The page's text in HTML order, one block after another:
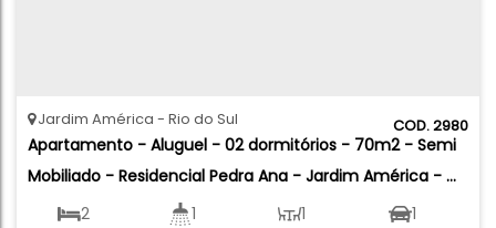
2980
Apartamento - Aluguel - 02 dormitórios - 70m2 - Semi
Mobiliado - Residencial Pedra Ana - Jardim América -
Rio do Sul
Jardim América Rio do Sul
2 1 1 1